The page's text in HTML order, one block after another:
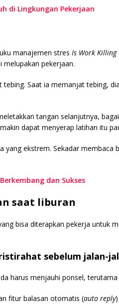
di Lingkungan Pekerjaan
manajemen stres Is Work Killing
pekerjaan.
tebing. Saat ia memanjat tebing,
tangan selanjutnya,
dapat menyerap latihan itu
yang ekstrem. Sekadar membaca
dan Sukses
saat liburan
bisa diterapkan pekerja untuk
sebelum jalan-
harus menjauhi ponsel,
fitur balasan otomatis (auto reply